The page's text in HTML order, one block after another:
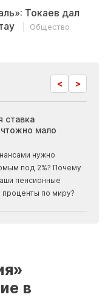
Токаев дал
Общество
< >
ставка
мало
нужно
под 2%? Почему
пенсионные
по миру?
в